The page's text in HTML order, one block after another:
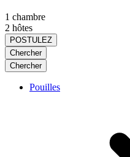
1 chambre
2 hôtes
POSTULEZ
Chercher
Chercher
Pouilles